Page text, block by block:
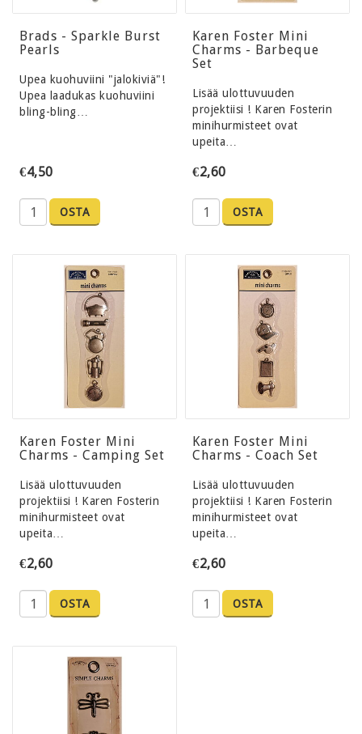
Brads - Sparkle Burst
Pearls
Upea kuohuviini "jalokiviä"!
Upea laadukas kuohuviini
bling-bling…
€4,50
OSTA
Karen Foster Mini
Charms - Barbeque
Set
Lisää ulottuvuuden
projektiisi ! Karen Fosterin
minihurmisteet ovat
upeita…
€2,60
OSTA
Karen Foster Mini
Charms - Camping Set
Lisää ulottuvuuden
projektiisi ! Karen Fosterin
minihurmisteet ovat
upeita…
€2,60
OSTA
Karen Foster Mini
Charms - Coach Set
Lisää ulottuvuuden
projektiisi ! Karen Fosterin
minihurmisteet ovat
upeita…
€2,60
OSTA